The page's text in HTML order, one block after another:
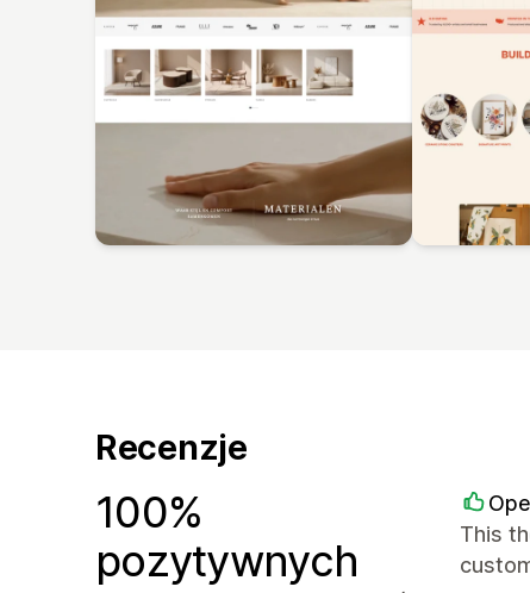
Recenzje
100%
pozytywnych
This